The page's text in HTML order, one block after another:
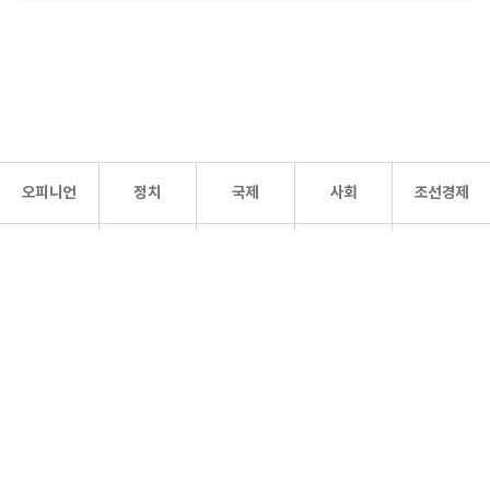
오피니언 정치 국제 사회 조선경제